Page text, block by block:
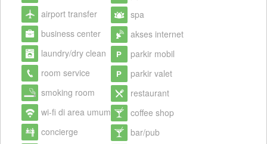
airport transfer
business center
laundry/dry clean
room service
smoking room
wi-fi di area umum
concierge
spa
akses internet
parkir mobil
parkir valet
restaurant
coffee shop
bar/pub